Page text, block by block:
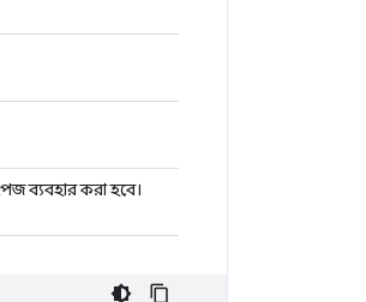
ব্যবহার করা হবে।